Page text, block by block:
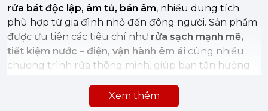
rửa bát độc lập, âm tủ, bán âm, nhiều dung tích
phù hợp từ gia đình nhỏ đến đông người. Sản phẩm
được ưu tiên các tiêu chí như rửa sạch mạnh mẽ,
tiết kiệm nước – điện, vận hành êm ái cùng nhiều
chương trình rửa thông minh, giúp bạn tận hưởng
Xem thêm